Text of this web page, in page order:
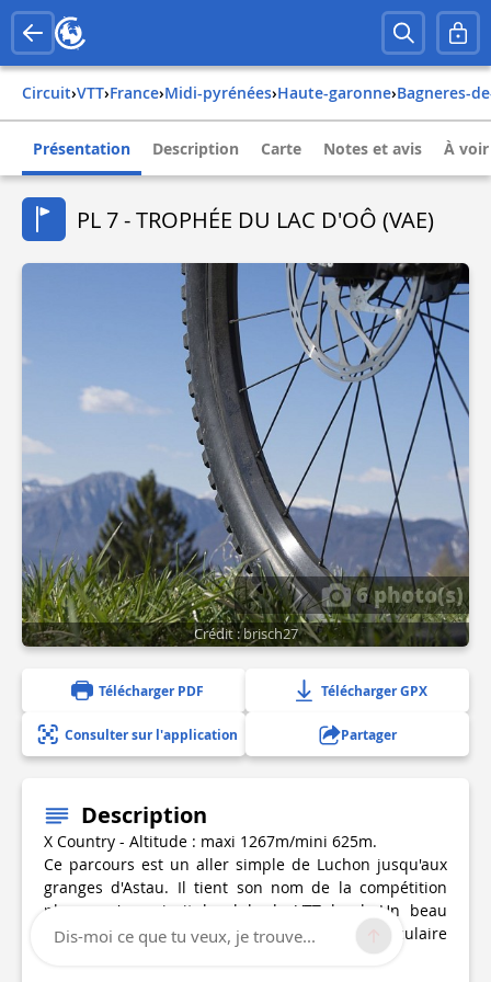
Circuit› VTT› france› midi-pyrénées› haute-garonne› bagneres-
Présentation Description Carte Notes et avis À
PL 7 - TROPHÉE DU LAC D'OÔ (VAE)
6 photo(s)
Crédit : brisch27
Télécharger PDF Télécharger GPX
Consulter sur l'application Partager
Description
X Country - Altitude : maxi 1267m/mini 625m.
Ce parcours est un aller simple de Luchon jusqu'aux
granges d'Astau. Il tient son nom de la compétition
phare qu'organisait le club de VTT local. Un beau
panorama vous attendra dans la très spectaculaire
Dis-moi ce que tu veux, je trouve...